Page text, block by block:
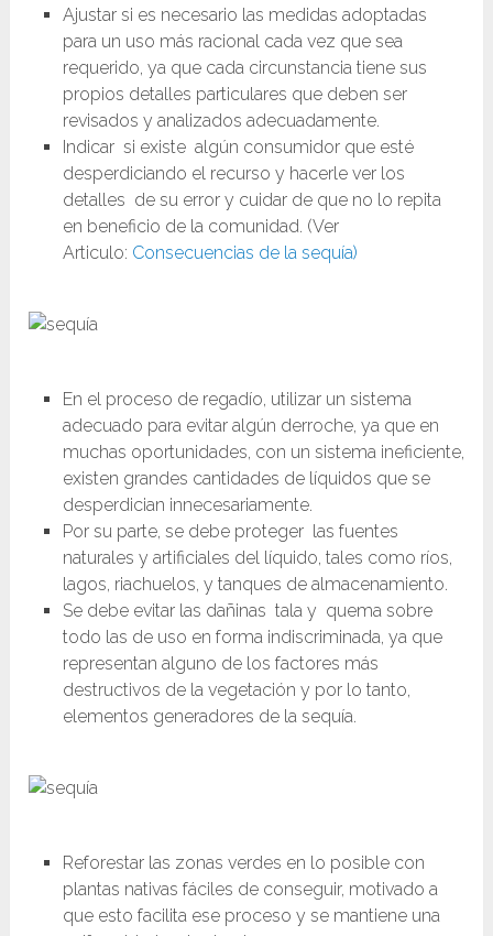
Ajustar si es necesario las medidas adoptadas
para un uso más racional cada vez que sea
requerido, ya que cada circunstancia tiene sus
propios detalles particulares que deben ser
revisados y analizados adecuadamente.
Indicar si existe algún consumidor que esté
desperdiciando el recurso y hacerle ver los
detalles de su error y cuidar de que no lo repita
en beneficio de la comunidad. (Ver
Articulo: Consecuencias de la sequía)
En el proceso de regadío, utilizar un sistema
adecuado para evitar algún derroche, ya que en
muchas oportunidades, con un sistema ineficiente,
existen grandes cantidades de líquidos que se
desperdician innecesariamente.
Por su parte, se debe proteger las fuentes
naturales y artificiales del líquido, tales como ríos,
lagos, riachuelos, y tanques de almacenamiento.
Se debe evitar las dañinas tala y quema sobre
todo las de uso en forma indiscriminada, ya que
representan alguno de los factores más
destructivos de la vegetación y por lo tanto,
elementos generadores de la sequía.
Reforestar las zonas verdes en lo posible con
plantas nativas fáciles de conseguir, motivado a
que esto facilita ese proceso y se mantiene una